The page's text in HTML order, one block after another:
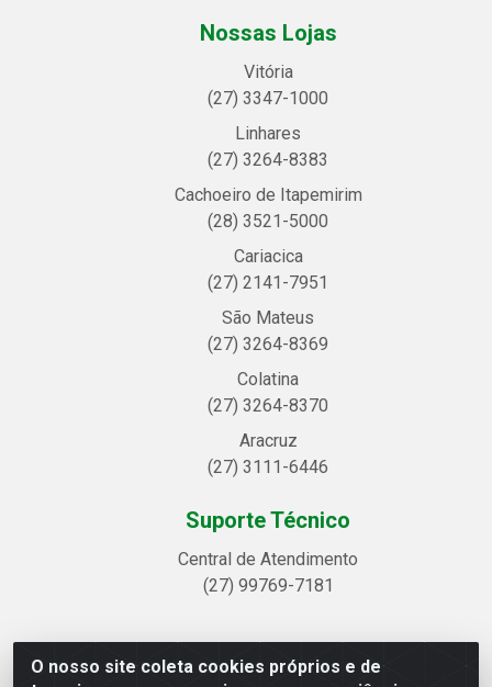
O nosso site coleta cookies próprios e de
Nossas Lojas
Vitória
(27) 3347-1000
Linhares
(27) 3264-8383
Cachoeiro de Itapemirim
(28) 3521-5000
Cariacica
(27) 2141-7951
São Mateus
(27) 3264-8369
Colatina
(27) 3264-8370
Aracruz
(27) 3111-6446
Suporte Técnico
Central de Atendimento
(27) 99769-7181
Linhavix Distribuidora LTDA - Avenida Alegre, 2521 -